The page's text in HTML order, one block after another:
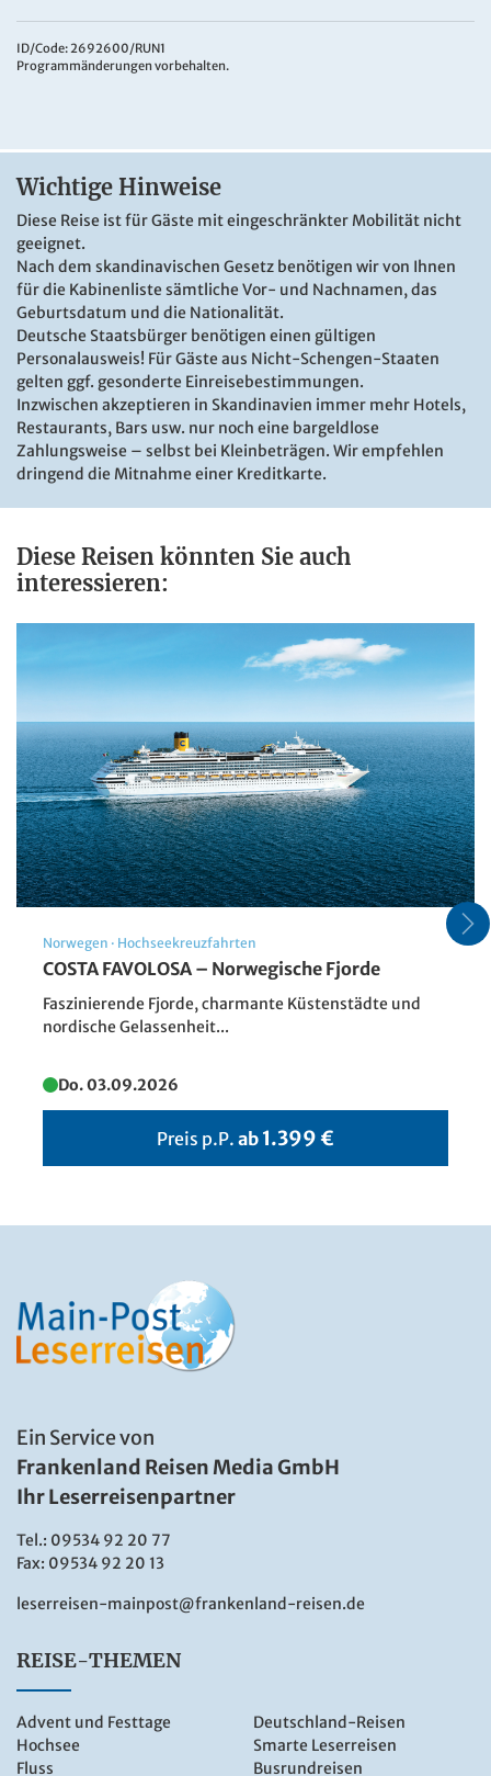
Lysefjord - Preikestolen
© Nikolai Sorokin - stock.adobe.com
Gute bis sehr gute landestypischen
Mittelklassehotels
Sie wohnen ausschließlich in guten bis sehr guten
ID/Code: 2692600/RUN1
Programmänderungen vorbehalten.
Wichtige Hinweise
Diese Reise ist für Gäste mit eingeschränkter Mobilität nicht
geeignet.
Nach dem skandinavischen Gesetz benötigen wir von Ihnen
für die Kabinenliste sämtliche Vor- und Nachnamen, das
Geburtsdatum und die Nationalität.
Deutsche Staatsbürger benötigen einen gültigen
Personalausweis! FürGäste aus Nicht-Schengen-Staaten
gelten ggf. gesonderte Einreisebestimmungen.
Inzwischen akzeptieren in Skandinavien immer mehr Hotels,
Restaurants, Bars usw. nur noch eine bargeldlose
Zahlungsweise – selbst bei Kleinbeträgen. Wir empfehlen
dringend die Mitnahme einer Kreditkarte.
Diese Reisen könnten Sie auch
interessieren:
Norwegen · Hochseekreuzfahrten
COSTA FAVOLOSA – Norwegische Fjorde
Faszinierende Fjorde, charmante Küstenstädte und
nordische Gelassenheit...
Do. 03.09.2026
Preis p.P. ab 1.399 €
Ein Service von
Frankenland Reisen Media GmbH
Ihr Leserreisenpartner
Tel.: 09534 92 20 77
Fax: 09534 92 20 13
leserreisen-mainpost@frankenland-reisen.de
REISE-THEMEN
Advent und Festtage
Hochsee
Fluss
Deutschland-Reisen
Smarte Leserreisen
Busrundreisen